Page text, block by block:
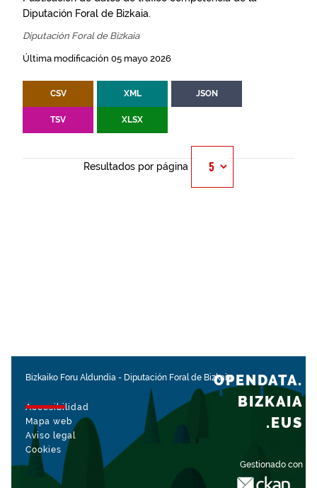
Diputación Foral de Bizkaia.
Diputación Foral de Bizkaia
Última modificación 05 mayo 2026
CSV XML JSON
TSV XLSX
Resultados por página
Bizkaiko Foru Aldundia - Diputación Foral de Bizkaia
Accesibilidad
Mapa web
Aviso legal
Cookies
Gestionado con
OPENDATA.
BIZKAIA
.EUS